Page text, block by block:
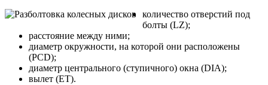
количество отверстий под
болты (LZ);
расстояние между ними;
диаметр окружности, на которой они расположены
(PCD);
диаметр центрального (ступичного) окна (DIA);
вылет (ET).